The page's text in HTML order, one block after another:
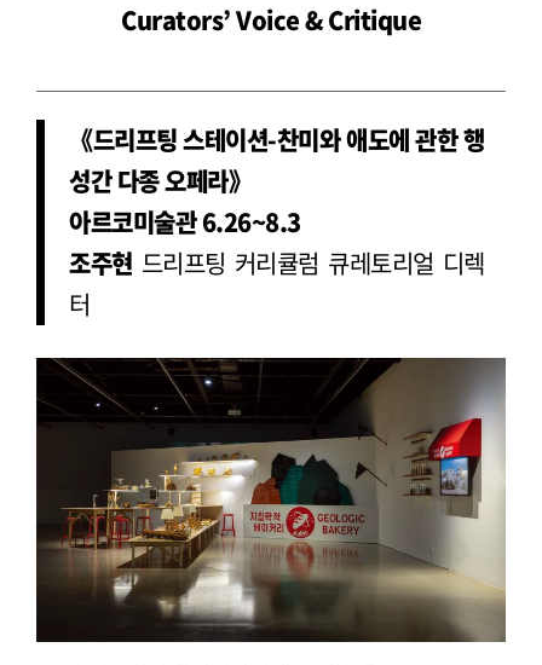
Curators’ Voice & Critique
《드리프팅 스테이션-찬미와 애도에 관한 행
성간 다종 오페라》
아르코미술관 6.26~8.3
조주현 드리프팅 커리큘럼 큐레토리얼 디렉
터